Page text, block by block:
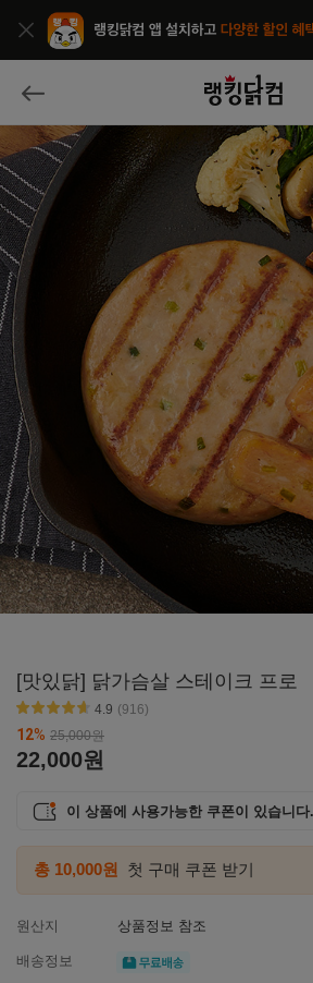
종료
뒤로가기 랭
[맛있닭] 닭가슴살 스테이크 프로
4.9 (916)
12% 25,000원
22,000원
이 상품에 사용가능한 쿠폰이 있습니다.
총 10,000원 첫 구매 쿠폰 받기
원산지
상품정보 참조
배송정보 무료배송